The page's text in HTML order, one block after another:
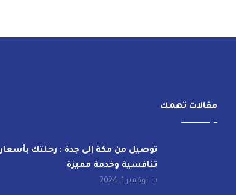
مقالات تهمك
توصيل من مكة إلى جدة : رحلتك بأسعار
تنافسية وخدمة مميزة
نوفمبر 1, 2024